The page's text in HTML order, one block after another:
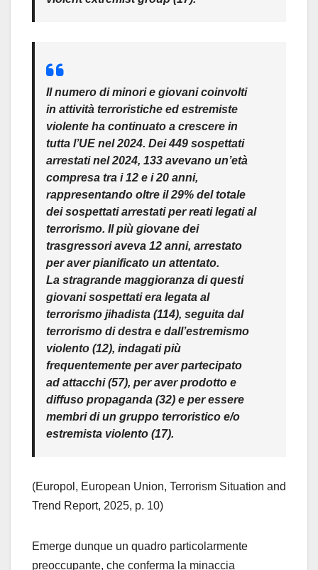
Il numero di minori e giovani coinvolti
in attività terroristiche ed estremiste
violente ha continuato a crescere in
tutta l’UE nel 2024. Dei 449 sospettati
arrestati nel 2024, 133 avevano un’età
compresa tra i 12 e i 20 anni,
rappresentando oltre il 29% del totale
dei sospettati arrestati per reati legati al
terrorismo. Il più giovane dei
trasgressori aveva 12 anni, arrestato
per aver pianificato un attentato.
La stragrande maggioranza di questi
giovani sospettati era legata al
terrorismo jihadista (114), seguita dal
terrorismo di destra e dall’estremismo
violento (12), indagati più
frequentemente per aver partecipato
ad attacchi (57), per aver prodotto e
diffuso propaganda (32) e per essere
membri di un gruppo terroristico e/o
estremista violento (17).
(Europol, European Union, Terrorism Situation and
Trend Report, 2025, p. 10)
Emerge dunque un quadro particolarmente
preoccupante, che conferma la minaccia